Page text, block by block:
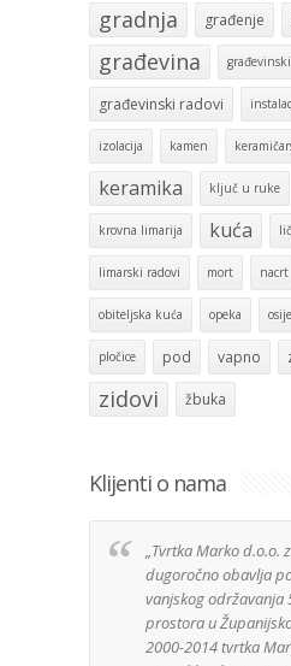
gradnja građenje
građevina
građevinski radovi
izolacija kamen
keramika ključ u ruke
krovna limarija kuća
limarski radovi mort nacrt
obiteljska kuća opeka
pločice pod vapno
zidovi
žbuka
Klijenti o nama
„Tvrtka Marko d.o.o.
dugoročno obavlja
vanjskog održavanja
prostora u
2000-2014 tvrtka